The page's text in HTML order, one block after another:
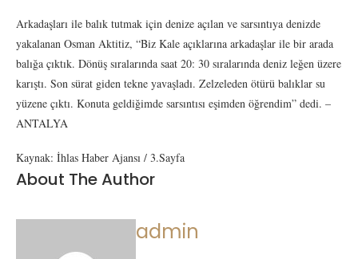
Arkadaşları ile balık tutmak için denize açılan ve sarsıntıya denizde
yakalanan Osman Aktitiz, “Biz Kale açıklarına arkadaşlar ile bir arada
balığa çıktık. Dönüş sıralarında saat 20: 30 sıralarında deniz leğen üzere
karıştı. Son sürat giden tekne yavaşladı. Zelzeleden ötürü balıklar su
yüzene çıktı. Konuta geldiğimde sarsıntısı eşimden öğrendim” dedi. –
ANTALYA
Kaynak: İhlas Haber Ajansı / 3.Sayfa
About The Author
admin